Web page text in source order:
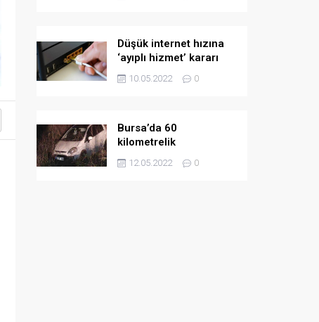
Düşük internet hızına
‘ayıplı hizmet’ kararı
10.05.2022 0
Bursa’da 60
kilometrelik
kovalamaca!
12.05.2022 0